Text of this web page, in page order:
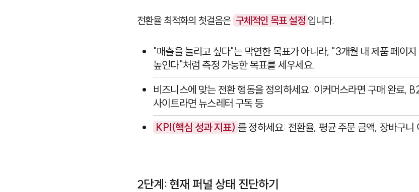
전환율 최적화의 첫걸음은 구체적인 목표 설정 입니다.
"매출을 늘리고 싶다"는 막연한 목표가 아니라, "3개월 내 제품 페이
높인다"처럼 측정 가능한 목표를 세우세요.
비즈니스에 맞는 전환 행동을 정의하세요: 이커머스라면 구매 완료,
사이트라면 뉴스레터 구독 등
KPI(핵심 성과 지표) 를 정하세요: 전환율, 평균 주문 금액, 장바구니
2단계: 현재 퍼널 상태 진단하기